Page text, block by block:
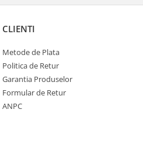
CLIENTI
Metode de Plata
Politica de Retur
Garantia Produselor
Formular de Retur
ANPC